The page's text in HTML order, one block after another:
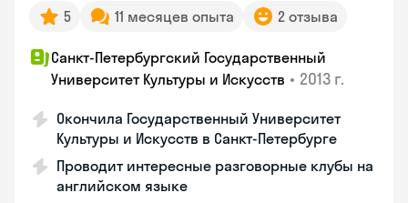
5 11 месяцев опыта 2 отзыва
Санкт-Петербургский Государственный
Университет Культуры и Искусств • 2013 г.
Окончила Государственный Университет
Культуры и Искусств в Санкт-Петербурге
Проводит интересные разговорные клубы на
английском языке